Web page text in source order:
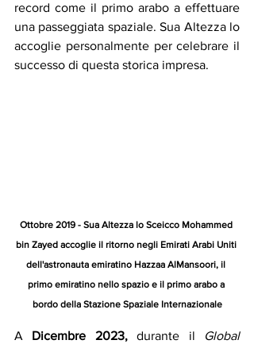
record come il primo arabo a effettuare
una passeggiata spaziale. Sua Altezza lo
accoglie personalmente per celebrare il
successo di questa storica impresa.
Ottobre 2019 - Sua Altezza lo Sceicco Mohammed
bin Zayed accoglie il ritorno negli Emirati Arabi Uniti
dell'astronauta emiratino Hazzaa AlMansoori, il
primo emiratino nello spazio e il primo arabo a
bordo della Stazione Spaziale Internazionale
A Dicembre 2023, durante il
Global